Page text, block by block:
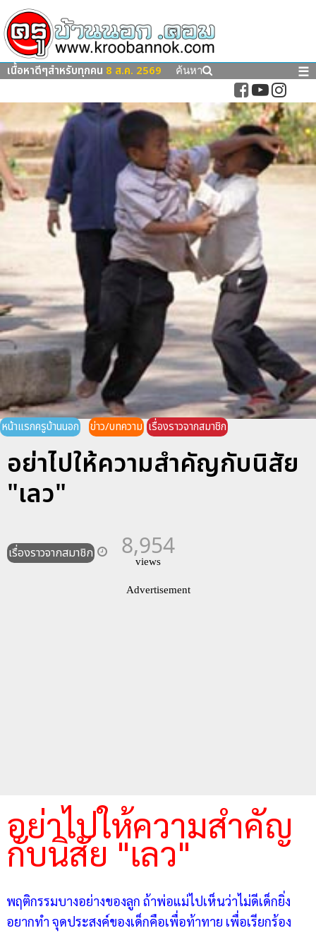
เนื้อหาดีๆสำหรับทุกคน 8 ส.ค. 2569 ค้นหา ☰
หน้าแรกครูบ้านนอก ข่าว/บทความ เรื่องราวจากสมาชิก
อย่าไปให้ความสำคัญกับนิสัย
"เลว"
เรื่องราวจากสมาชิก 8,954
views
Advertisement
อย่าไปให้ความสำคัญ
กับนิสัย "เลว"
พฤติกรรมบางอย่างของลูก ถ้าพ่อแม่ไปเห็นว่าไม่ดีเด็กยิ่ง
อยากทำ จุดประสงค์ของเด็กคือเพื่อท้าทาย เพื่อเรียกร้อง